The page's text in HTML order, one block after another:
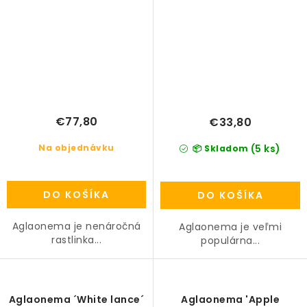
Na objednávku
€77,80
DO KOŠÍKA
Aglaonema je nenáročná
rastlinka...
📦 Skladom (5 ks)
€33,80
DO KOŠÍKA
Aglaonema je veľmi
populárna...
Aglaonema ´White lance´
Aglaonema 'Apple